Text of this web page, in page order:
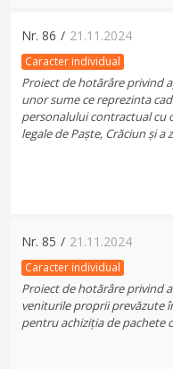
Nr. 86 / 21.11.2024
Caracter individual
Proiect de hotărâre privind
unor sume ce reprezinta
personalului contractual cu
legale de Paște, Crăciun și a
Nr. 85 / 21.11.2024
Caracter individual
Proiect de hotărâre privind
veniturile proprii prevăzute
pentru achiziția de pachete